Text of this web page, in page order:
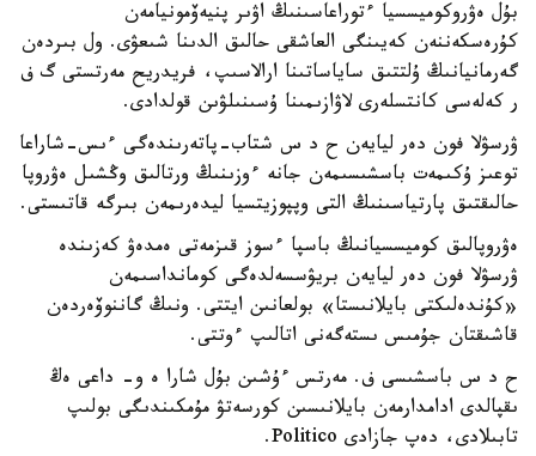
بۇل ەۋروكوميسسيا ءتوراعاسىنىڭ اۋىر پنيەۆمونيامەن
كۇرەسكەننەن كەيىنگى العاشقى حالىق الدىنا شىعۋى. ول بىردەن
گەرمانيانىڭ ۇلتتىق ساياساتىنا ارالاسىپ، فريدريح مەرتستى گ ف
ر كەلەسى كانتسلەرى لاۋازىمىنا ۇسىنىلۋىن قولدادى.
ۋرسۋلا فون دەر ليايەن ح د س شتاب-پاتەرىندەگى ءىس-شاراعا
توعىز ۇكىمەت باسشىسىمەن جانە ءوزىنىڭ ورتالىق وڭشىل ەۋروپا
حالىقتىق پارتياسىنىڭ التى وپپوزيتسيا ليدەرىمەن بىرگە قاتىستى.
ەۋروپالىق كوميسسيانىڭ باسپا ءسوز قىزمەتى ەمدەۋ كەزىندە
ۋرسۋلا فون دەر ليايەن بريۋسسەلدەگى كومانداسىمەن
«كۇندەلىكتى بايلانىستا» بولعانىن ايتتى. ونىڭ گاننوۆەردەن
قاشىقتان جۇمىس ىستەگەنى اتالىپ ءوتتى.
ح د س باسشىسى ف. مەرتس ءۇشىن بۇل شارا ە و- داعى ەڭ
ىقپالدى ادامدارمەن بايلانىسىن كورسەتۋ مۇمكىندىگى بولىپ
تابىلادى، دەپ جازادى Politico.